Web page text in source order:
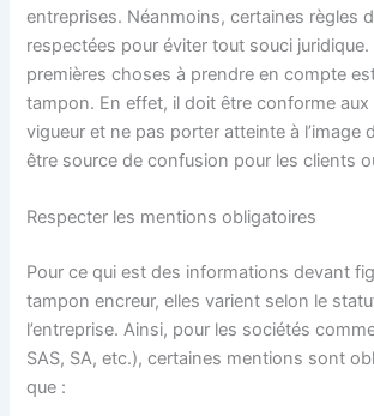
entreprises. Néanmoins, certaines règles
respectées pour éviter tout souci juridique.
premières choses à prendre en compte
tampon. En effet, il doit être conforme aux
vigueur et ne pas porter atteinte à l’image
être source de confusion pour les clients
Respecter les mentions obligatoires
Pour ce qui est des informations devant
tampon encreur, elles varient selon le
l’entreprise. Ainsi, pour les sociétés
SAS, SA, etc.), certaines mentions sont
que :